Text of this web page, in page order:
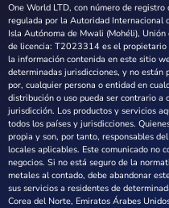
One World LTD, con número de
regulada por la Autoridad Internacional
Isla Autónoma de Mwali (Mohéli),
de licencia: T2023314 es el propietario
la información contenida en este sitio
determinadas jurisdicciones, y no están
por, cualquier persona o entidad en
distribución o uso pueda ser contrario a
jurisdicción. Los productos y servicios
todos los países y jurisdicciones.
propia y son, por tanto, responsables
locales aplicables. Este comunicado no
negocios. Si no está seguro de la
metales al contado, debe abandonar
sus servicios a residentes de
Corea del Norte, Emiratos Árabes